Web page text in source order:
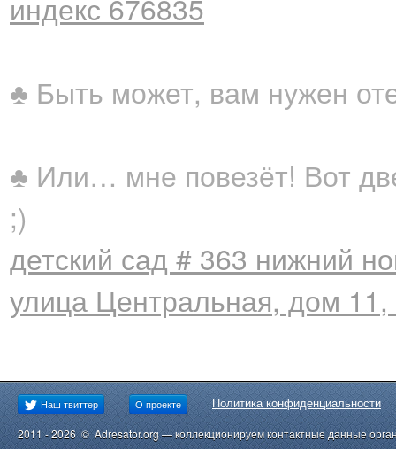
индекс 676835
♣ Быть может, вам нужен
♣ Или… мне повезёт! Вот
;)
детский сад # 363 нижний
улица Центральная, дом 11,
Наш твиттер О проекте Политика конфиденциальности
2011 - 2026 © Adresator.org — коллекционируем контактные данные